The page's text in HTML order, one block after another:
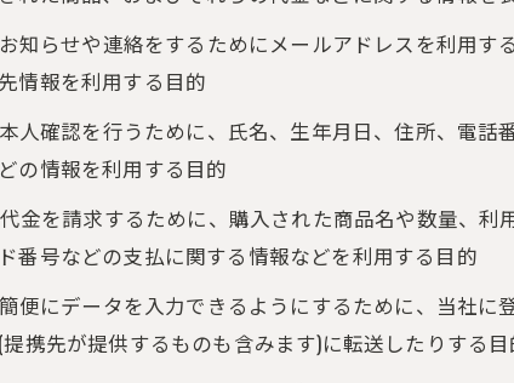
知らせや連絡をするためにメールアドレスを利用
情報を利用する目的
人確認を行うために、氏名、生年月日、住所、電
の情報を利用する目的
金を請求するために、購入された商品名や数量、
番号などの支払に関する情報などを利用する目的
便にデータを入力できるようにするために、当社
携先が提供するものも含みます)に転送したりする目